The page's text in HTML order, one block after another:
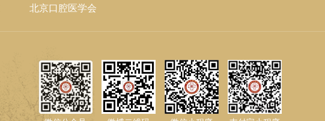
北京口腔医学会